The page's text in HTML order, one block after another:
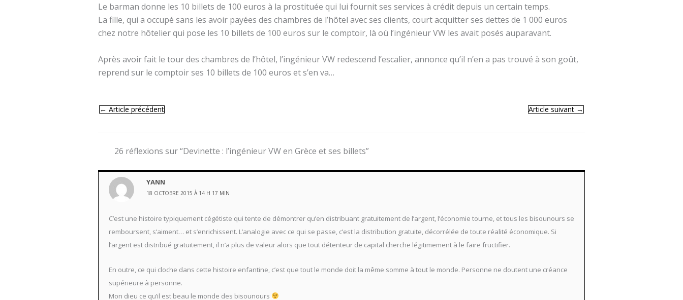
Le barman donne les 10 billets de 100 euros à la prostituée qui lui fournit ses services à crédit depuis un certain temps.
La fille, qui a occupé sans les avoir payées des chambres de l’hôtel avec ses clients, court acquitter ses dettes de 1 000 euros
chez notre hôtelier qui pose les 10 billets de 100 euros sur le comptoir, là où l’ingénieur VW les avait posés auparavant.
Après avoir fait le tour des chambres de l’hôtel, l’ingénieur VW redescend l’escalier, annonce qu’il n’en a pas trouvé à son goût,
reprend sur le comptoir ses 10 billets de 100 euros et s’en va…
←Article précédent Article suivant→
26 réflexions sur “Devinette : l’ingénieur VW en Grèce et ses billets”
YANN
18 OCTOBRE 2015 À 14 H 17 MIN
C’est une histoire typiquement cégétiste qui tente de démontrer qu’en distribuant gratuitement de l’argent, l’économie tourne, et tous les bisounours se
remboursent, s’aiment… et s’enrichissent. L’analogie avec ce qui se passe, c’est la distribution gratuite, décorrélée de toute réalité économique. Si
l’argent est distribué gratuitement, il n’a plus de valeur alors que tout détenteur de capital cherche légitimement à le faire fructifier.
En outre, ce qui cloche dans cette histoire enfantine, c’est que tout le monde doit la même somme à tout le monde. Personne ne doutent une créance
supérieure à personne.
Mon dieu ce qu’il est beau le monde des bisounours